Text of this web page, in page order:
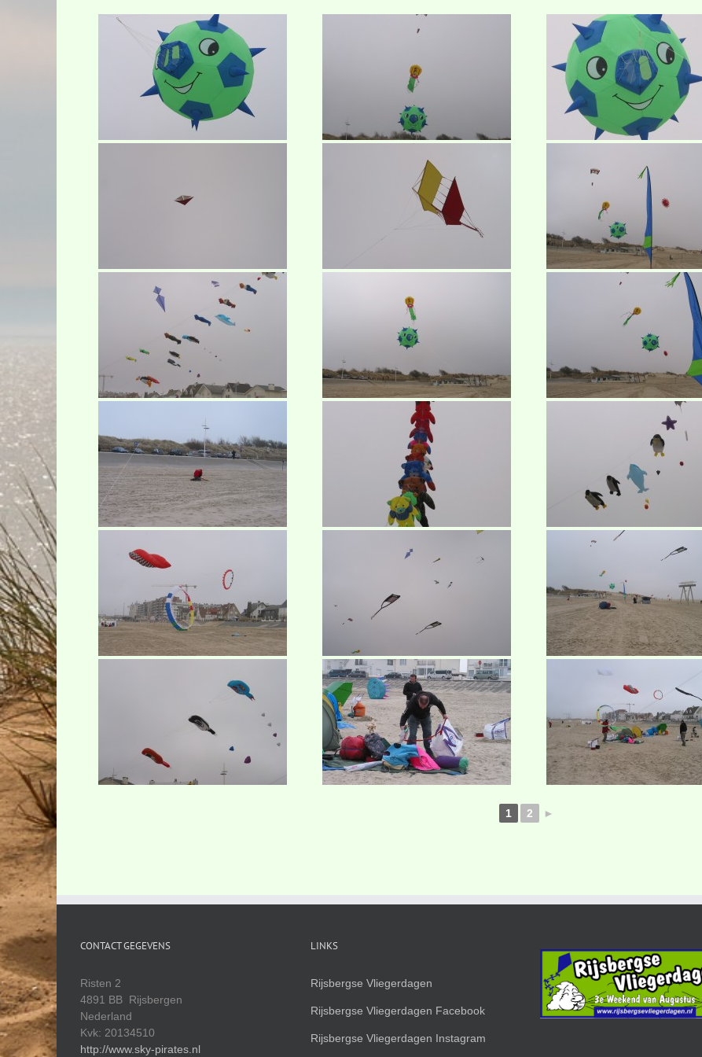
1 2 ►
CONTACT GEGEVENS
Risten 2
4891 BB Rijsbergen
Nederland
Kvk: 20134510
http://www.sky-pirates.nl
LINKS
Rijsbergse Vliegerdagen
Rijsbergse Vliegerdagen Facebook
Rijsbergse Vliegerdagen Instagram